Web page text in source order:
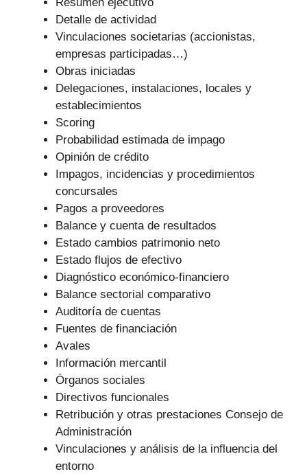
Resumen ejecutivo
Detalle de actividad
Vinculaciones societarias (accionistas,
empresas participadas…)
Obras iniciadas
Delegaciones, instalaciones, locales y
establecimientos
Scoring
Probabilidad estimada de impago
Opinión de crédito
Impagos, incidencias y procedimientos
concursales
Pagos a proveedores
Balance y cuenta de resultados
Estado cambios patrimonio neto
Estado flujos de efectivo
Diagnóstico económico-financiero
Balance sectorial comparativo
Auditoría de cuentas
Fuentes de financiación
Avales
Información mercantil
Órganos sociales
Directivos funcionales
Retribución y otras prestaciones Consejo de
Administración
Vinculaciones y análisis de la influencia del
entorno